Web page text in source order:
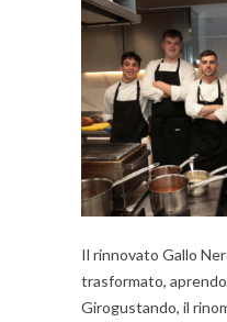
Il rinnovato Gallo
trasformato,
Girogustando, il